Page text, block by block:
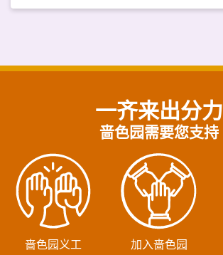
一齐来出分力
啬色园需要您支持
啬色园义工 加入啬色园